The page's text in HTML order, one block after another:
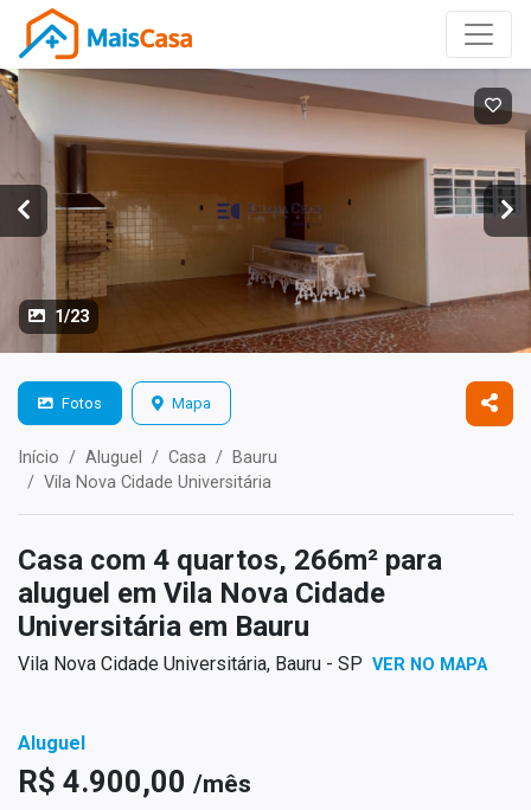
1/23
Fotos Mapa
Início Aluguel Casa
Bauru
Vila Nova Cidade Universitária
Casa com 4 quartos, 266m² para
aluguel em Vila Nova Cidade
Universitária em Bauru
Vila Nova Cidade Universitária, Bauru - SP VER NO MAPA
Aluguel
R$ 4.900,00 /mês